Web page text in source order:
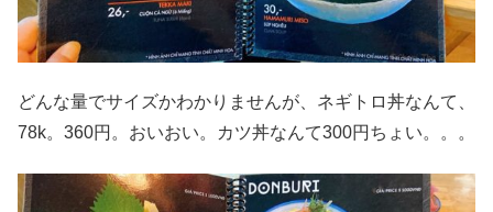
どんな量でサイズかわかりませんが、ネギトロ丼なんて、
78k。360円。おいおい。カツ丼なんて300円ちょい。。。